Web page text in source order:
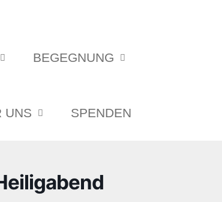
BEGEGNUNG
UNS SPENDEN